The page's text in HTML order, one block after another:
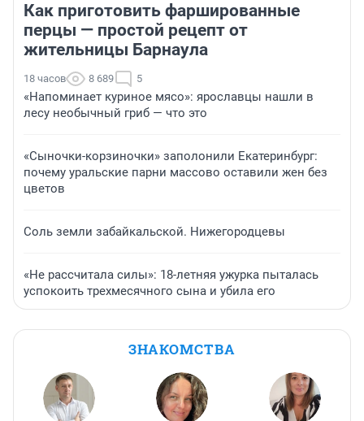
Как приготовить фаршированные
перцы — простой рецепт от
жительницы Барнаула
18 часов 8 689 5
«Напоминает куриное мясо»: ярославцы нашли в
лесу необычный гриб — что это
«Сыночки-корзиночки» заполонили Екатеринбург:
почему уральские парни массово оставили жен без
цветов
Соль земли забайкальской. Нижегородцевы
«Не рассчитала силы»: 18-летняя ужурка пыталась
успокоить трехмесячного сына и убила его
ЗНАКОМСТВА